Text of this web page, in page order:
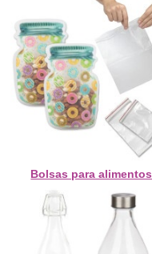
Bolsas para alimentos